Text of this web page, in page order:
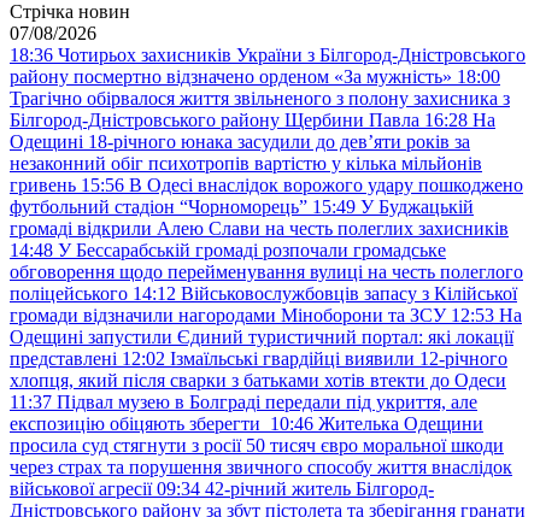
Стрічка новин
07/08/2026
18:36 Чотирьох захисників України з Білгород-Дністровського
району посмертно відзначено орденом «За мужність» 18:00
Трагічно обірвалося життя звільненого з полону захисника з
Білгород-Дністровського району Щербини Павла 16:28 На
Одещині 18-річного юнака засудили до дев’яти років за
незаконний обіг психотропів вартістю у кілька мільйонів
гривень 15:56 В Одесі внаслідок ворожого удару пошкоджено
футбольний стадіон “Чорноморець” 15:49 У Буджацькій
громаді відкрили Алею Слави на честь полеглих захисників
14:48 У Бессарабській громаді розпочали громадське
обговорення щодо перейменування вулиці на честь полеглого
поліцейського 14:12 Військовослужбовців запасу з Кілійської
громади відзначили нагородами Міноборони та ЗСУ 12:53 На
Одещині запустили Єдиний туристичний портал: які локації
представлені 12:02 Ізмаїльські гвардійці виявили 12-річного
хлопця, який після сварки з батьками хотів втекти до Одеси
11:37 Підвал музею в Болграді передали під укриття, але
експозицію обіцяють зберегти 10:46 Жителька Одещини
просила суд стягнути з росії 50 тисяч євро моральної шкоди
через страх та порушення звичного способу життя внаслідок
військової агресії 09:34 42-річний житель Білгород-
Дністровського району за збут пістолета та зберігання гранати